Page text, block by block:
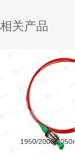
相关产品
1950/2000/